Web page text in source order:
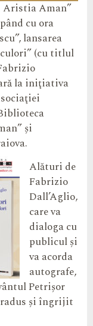
Aristia Aman”
cu ora
lansarea
(cu titlul
la iniţiativa
și
Alături de
Fabrizio
Dall’Aglio,
care va
dialoga cu
publicul și
va acorda
autografe,
Petrişor
şi îngrijit